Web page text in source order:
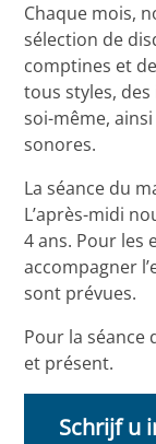
Chaque mois,
sélection de
comptines et
tous styles,
soi-même,
sonores.
La séance du
L’après-midi
4 ans. Pour les
accompagner
sont prévues.
Pour la
et présent.
Schrijf u